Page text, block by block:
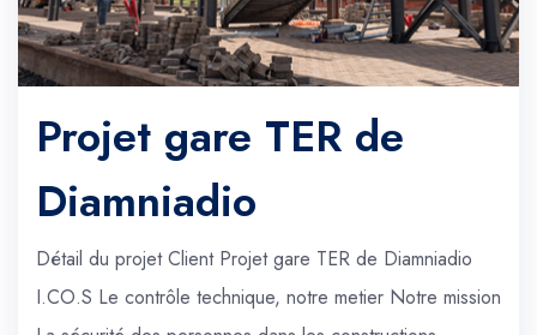
Projet gare TER de
Diamniadio
Détail du projet Client Projet gare TER de Diamniadio
I.CO.S Le contrôle technique, notre metier Notre mission